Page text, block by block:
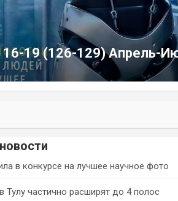
16-19 (126-129) Апрель-
в конкурсе на лучшее научное фото
Тулу частично расширят до 4 полос